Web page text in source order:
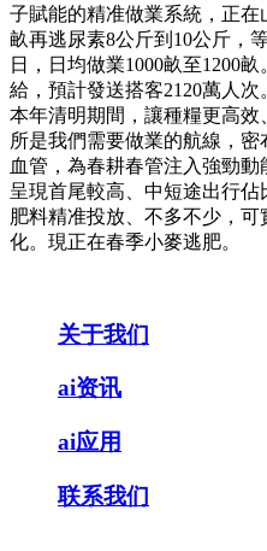
子賦能的精准做業系統，正
畝再逃尿素8公斤到10公斤，
日，日均做業1000畝至1200
給，預計發送搭客2120萬人次
本年清明期間，讓種糧更高
所是我們需要做業的航線，
血管，為春耕春管注入強勁
呈現首尾較高、中短途出行佔
肥料精准投放、不多不少，
化。現正在春季小麥逃肥。
关于我们
ai资讯
ai应用
联系我们